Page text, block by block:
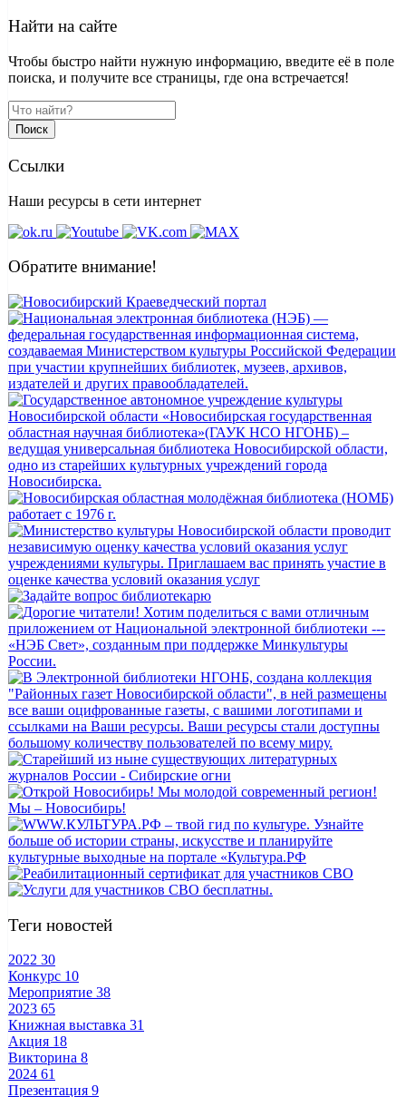
Найти на сайте
Чтобы быстро найти нужную информацию, введите её в поле
поиска, и получите все страницы, где она встречается!
Поиск
Ссылки
Наши ресурсы в сети интернет
Обратите внимание!
Теги новостей
2022 30
Конкурс 10
Мероприятие 38
2023 65
Книжная выставка 31
Акция 18
Викторина 8
2024 61
Презентация 9